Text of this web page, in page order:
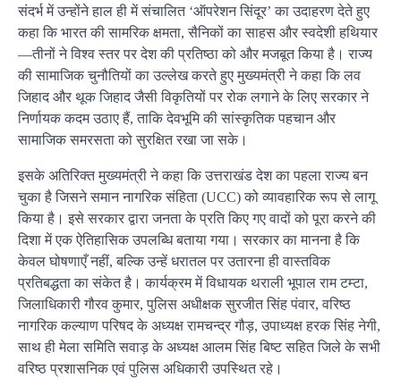
संदर्भ में उन्होंने हाल ही में संचालित ‘ऑपरेशन सिंदूर’ का उदाहरण देते हुए
कहा कि भारत की सामरिक क्षमता, सैनिकों का साहस और स्वदेशी हथियार
—तीनों ने विश्व स्तर पर देश की प्रतिष्ठा को और मजबूत किया है। राज्य
की सामाजिक चुनौतियों का उल्लेख करते हुए मुख्यमंत्री ने कहा कि लव
जिहाद और थूक जिहाद जैसी विकृतियों पर रोक लगाने के लिए सरकार ने
निर्णायक कदम उठाए हैं, ताकि देवभूमि की सांस्कृतिक पहचान और
सामाजिक समरसता को सुरक्षित रखा जा सके।
इसके अतिरिक्त मुख्यमंत्री ने कहा कि उत्तराखंड देश का पहला राज्य बन
चुका है जिसने समान नागरिक संहिता (UCC) को व्यावहारिक रूप से लागू
किया है। इसे सरकार द्वारा जनता के प्रति किए गए वादों को पूरा करने की
दिशा में एक ऐतिहासिक उपलब्धि बताया गया। सरकार का मानना है कि
केवल घोषणाएँ नहीं, बल्कि उन्हें धरातल पर उतारना ही वास्तविक
प्रतिबद्धता का संकेत है। कार्यक्रम में विधायक थराली भूपाल राम टम्टा,
जिलाधिकारी गौरव कुमार, पुलिस अधीक्षक सुरजीत सिंह पंवार, वरिष्ठ
नागरिक कल्याण परिषद के अध्यक्ष रामचन्द्र गौड़, उपाध्यक्ष हरक सिंह नेगी,
साथ ही मेला समिति सवाड़ के अध्यक्ष आलम सिंह बिष्ट सहित जिले के सभी
वरिष्ठ प्रशासनिक एवं पुलिस अधिकारी उपस्थित रहे।